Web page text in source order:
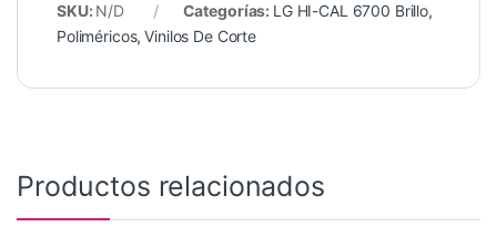
SKU: N/D Categorías: LG HI-CAL 6700 Brillo,
Poliméricos,Vinilos De Corte
Productos relacionados